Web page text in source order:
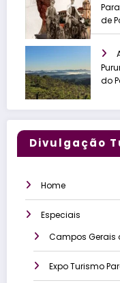
de
do
Divulgação
Home
Especiais
Campos Gerais
Expo Turismo